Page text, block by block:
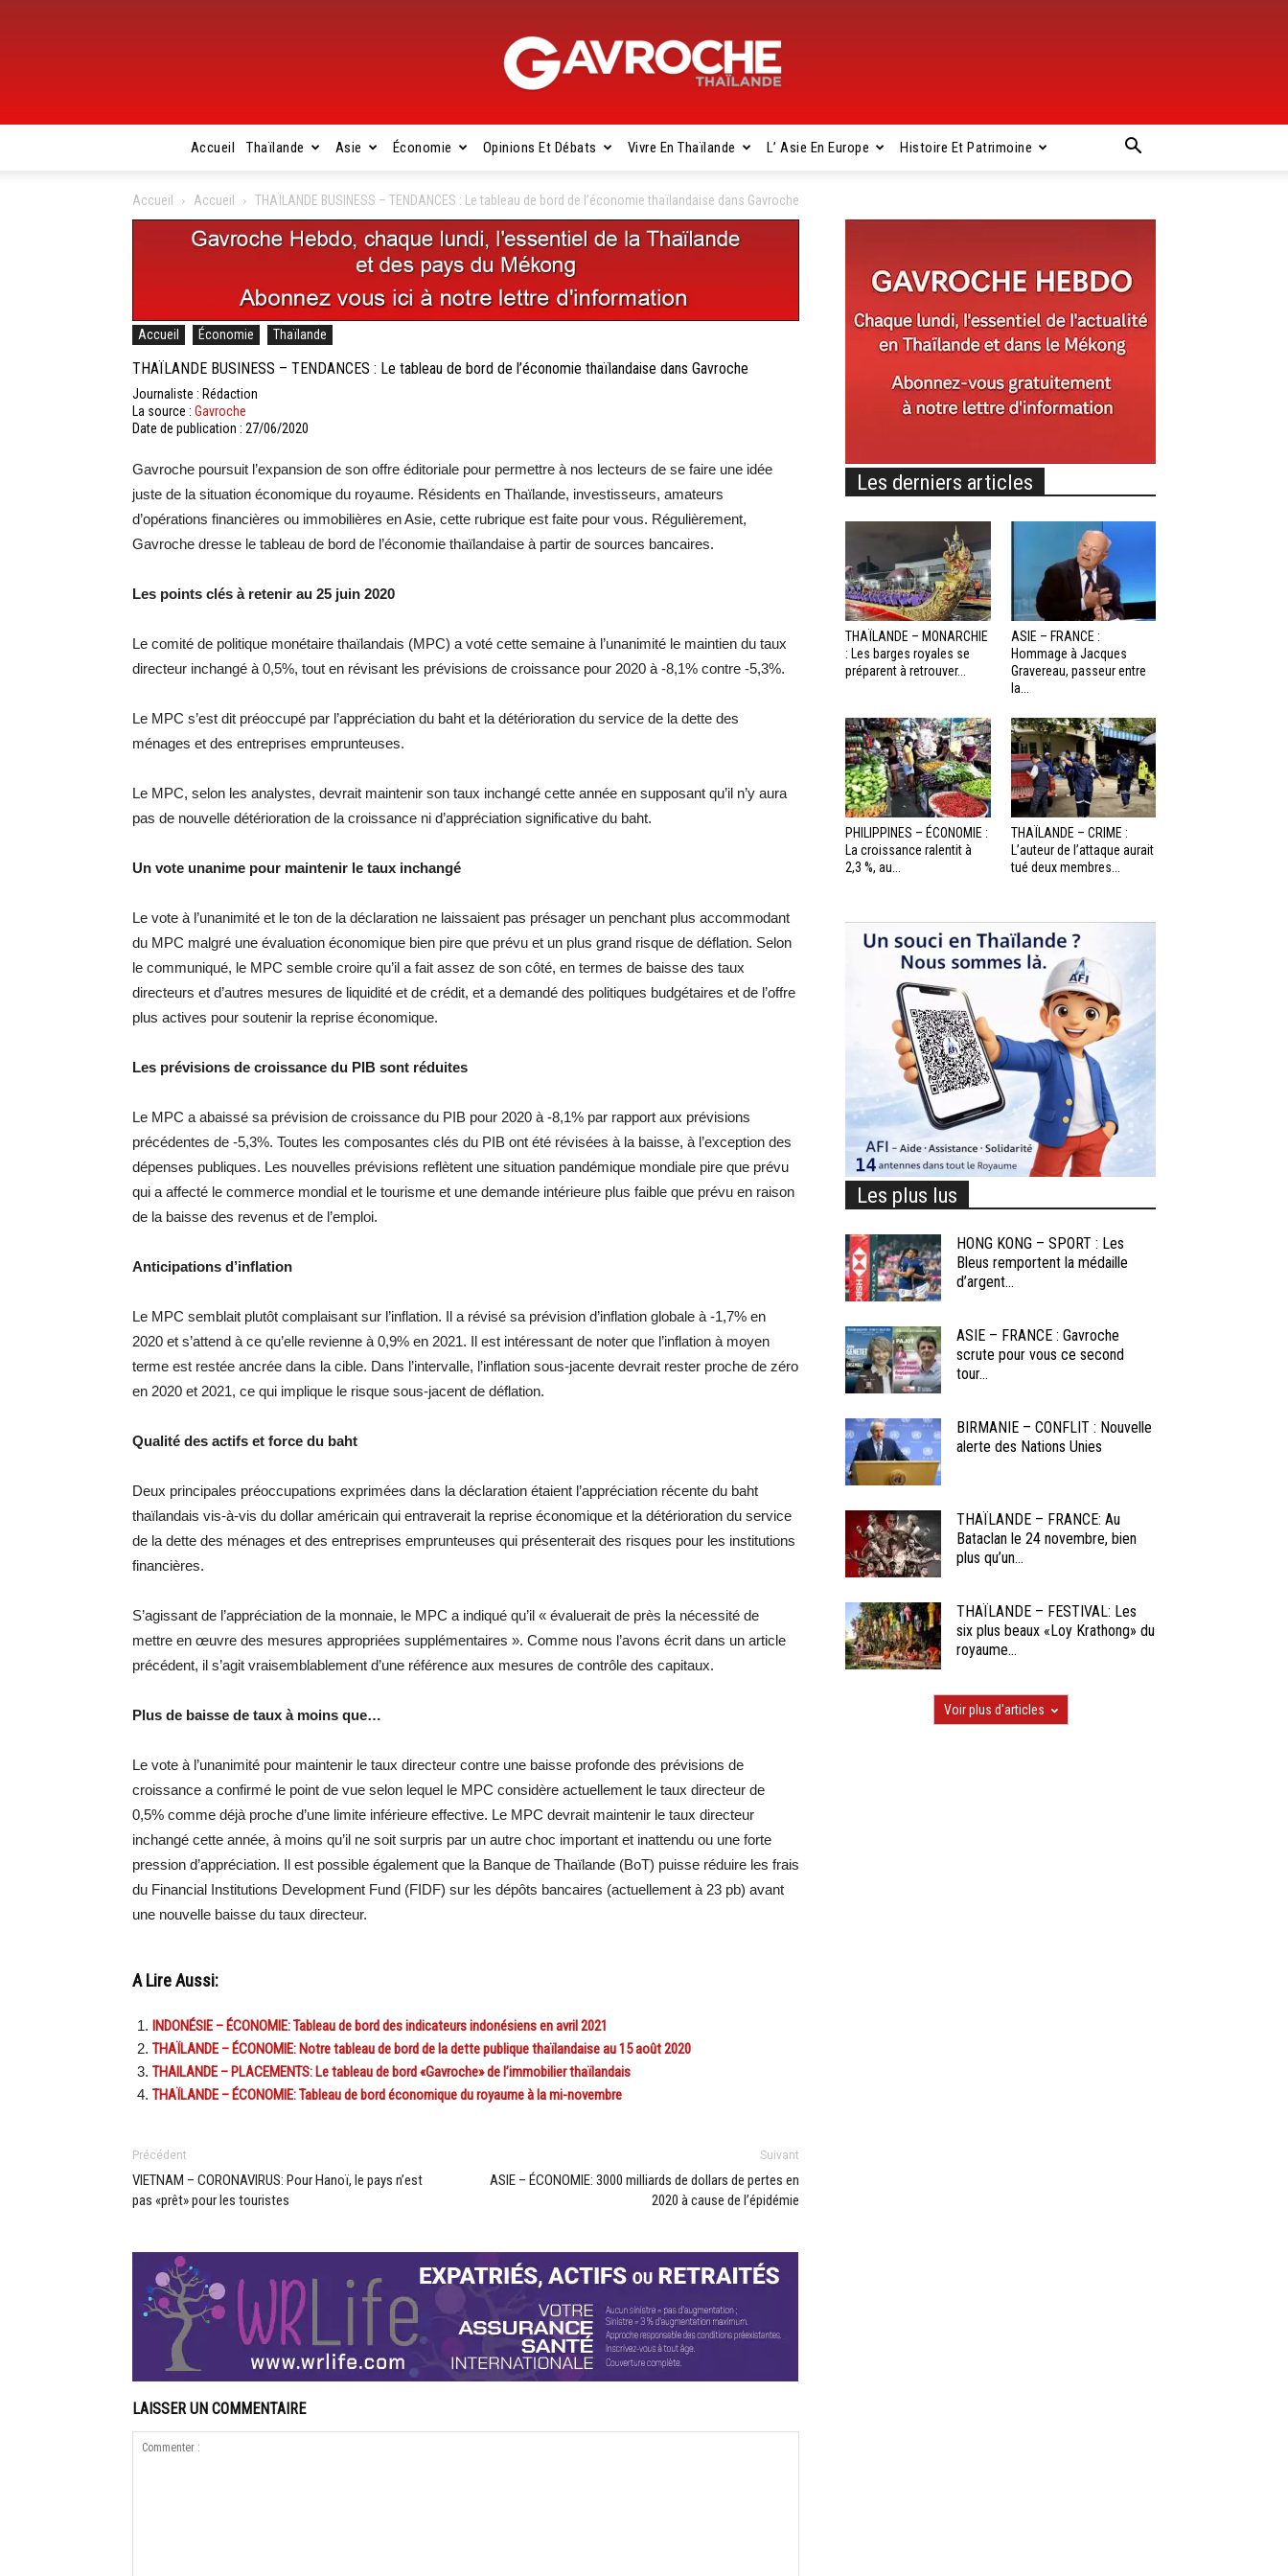
Gavroche
Accueil Thaïlande Asie Économie Opinions Et Débats Vivre En Thaïlande L’ Asie En Europe Histoire Et Patrimoine
Accueil Accueil THAÏLANDE BUSINESS – TENDANCES : Le tableau de bord de l’économie thaïlandaise dans Gavroche
Accueil Économie Thaïlande
THAÏLANDE BUSINESS – TENDANCES : Le tableau de bord de l’économie thaïlandaise dans Gavroche
Journaliste : Rédaction
La source : Gavroche
Date de publication : 27/06/2020
Gavroche poursuit l’expansion de son offre éditoriale pour permettre à nos lecteurs de se faire une idée
juste de la situation économique du royaume. Résidents en Thaïlande, investisseurs, amateurs
d’opérations financières ou immobilières en Asie, cette rubrique est faite pour vous. Régulièrement,
Gavroche dresse le tableau de bord de l’économie thaïlandaise à partir de sources bancaires.
Les points clés à retenir au 25 juin 2020
Le comité de politique monétaire thaïlandais (MPC) a voté cette semaine à l’unanimité le maintien du taux
directeur inchangé à 0,5%, tout en révisant les prévisions de croissance pour 2020 à -8,1% contre -5,3%.
Le MPC s’est dit préoccupé par l’appréciation du baht et la détérioration du service de la dette des
ménages et des entreprises emprunteuses.
Le MPC, selon les analystes, devrait maintenir son taux inchangé cette année en supposant qu’il n’y aura
pas de nouvelle détérioration de la croissance ni d’appréciation significative du baht.
Un vote unanime pour maintenir le taux inchangé
Le vote à l’unanimité et le ton de la déclaration ne laissaient pas présager un penchant plus accommodant
du MPC malgré une évaluation économique bien pire que prévu et un plus grand risque de déflation. Selon
le communiqué, le MPC semble croire qu’il a fait assez de son côté, en termes de baisse des taux
directeurs et d’autres mesures de liquidité et de crédit, et a demandé des politiques budgétaires et de l’offre
plus actives pour soutenir la reprise économique.
Les prévisions de croissance du PIB sont réduites
Le MPC a abaissé sa prévision de croissance du PIB pour 2020 à -8,1% par rapport aux prévisions
précédentes de -5,3%. Toutes les composantes clés du PIB ont été révisées à la baisse, à l’exception des
dépenses publiques. Les nouvelles prévisions reflètent une situation pandémique mondiale pire que prévu
qui a affecté le commerce mondial et le tourisme et une demande intérieure plus faible que prévu en raison
de la baisse des revenus et de l’emploi.
Anticipations d’inflation
Le MPC semblait plutôt complaisant sur l’inflation. Il a révisé sa prévision d’inflation globale à -1,7% en
2020 et s’attend à ce qu’elle revienne à 0,9% en 2021. Il est intéressant de noter que l’inflation à moyen
terme est restée ancrée dans la cible. Dans l’intervalle, l’inflation sous-jacente devrait rester proche de zéro
en 2020 et 2021, ce qui implique le risque sous-jacent de déflation.
Qualité des actifs et force du baht
Deux principales préoccupations exprimées dans la déclaration étaient l’appréciation récente du baht
thaïlandais vis-à-vis du dollar américain qui entraverait la reprise économique et la détérioration du service
de la dette des ménages et des entreprises emprunteuses qui présenterait des risques pour les institutions
financières.
S’agissant de l’appréciation de la monnaie, le MPC a indiqué qu’il « évaluerait de près la nécessité de
mettre en œuvre des mesures appropriées supplémentaires ». Comme nous l’avons écrit dans un article
précédent, il s’agit vraisemblablement d’une référence aux mesures de contrôle des capitaux.
Plus de baisse de taux à moins que…
Le vote à l’unanimité pour maintenir le taux directeur contre une baisse profonde des prévisions de
croissance a confirmé le point de vue selon lequel le MPC considère actuellement le taux directeur de
0,5% comme déjà proche d’une limite inférieure effective. Le MPC devrait maintenir le taux directeur
inchangé cette année, à moins qu’il ne soit surpris par un autre choc important et inattendu ou une forte
pression d’appréciation. Il est possible également que la Banque de Thaïlande (BoT) puisse réduire les frais
du Financial Institutions Development Fund (FIDF) sur les dépôts bancaires (actuellement à 23 pb) avant
une nouvelle baisse du taux directeur.
A Lire Aussi:
INDONÉSIE – ÉCONOMIE: Tableau de bord des indicateurs indonésiens en avril 2021
THAÏLANDE – ÉCONOMIE: Notre tableau de bord de la dette publique thaïlandaise au 15 août 2020
THAILANDE – PLACEMENTS: Le tableau de bord «Gavroche» de l’immobilier thaïlandais
THAÏLANDE – ÉCONOMIE: Tableau de bord économique du royaume à la mi-novembre
Précédent
VIETNAM – CORONAVIRUS: Pour Hanoï, le pays n’est
pas «prêt» pour les touristes
Suivant
ASIE – ÉCONOMIE: 3000 milliards de dollars de pertes en
2020 à cause de l’épidémie
LAISSER UN COMMENTAIRE
Les derniers articles
THAÏLANDE – MONARCHIE
: Les barges royales se
préparent à retrouver...
ASIE – FRANCE :
Hommage à Jacques
Gravereau, passeur entre
la...
PHILIPPINES – ÉCONOMIE :
La croissance ralentit à
2,3 %, au...
THAÏLANDE – CRIME :
L’auteur de l’attaque aurait
tué deux membres...
Les plus lus
HONG KONG – SPORT : Les
Bleus remportent la médaille
d’argent...
ASIE – FRANCE : Gavroche
scrute pour vous ce second
tour...
BIRMANIE – CONFLIT : Nouvelle
alerte des Nations Unies
THAÏLANDE – FRANCE: Au
Bataclan le 24 novembre, bien
plus qu’un...
THAÏLANDE – FESTIVAL: Les
six plus beaux «Loy Krathong» du
royaume...
Voir plus d'articles